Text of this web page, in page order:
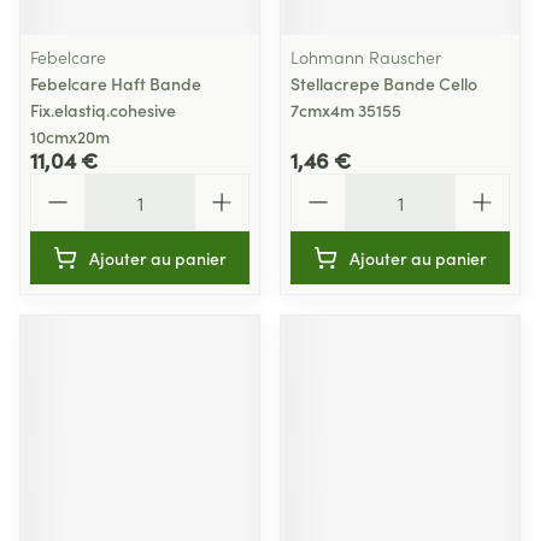
Febelcare
Febelcare Haft Bande
Fix.elastiq.cohesive
10cmx20m
11,04 €
Ajouter au panier
Lohmann Rauscher
Stellacrepe Bande Cello
7cmx4m 35155
1,46 €
Ajouter au panier